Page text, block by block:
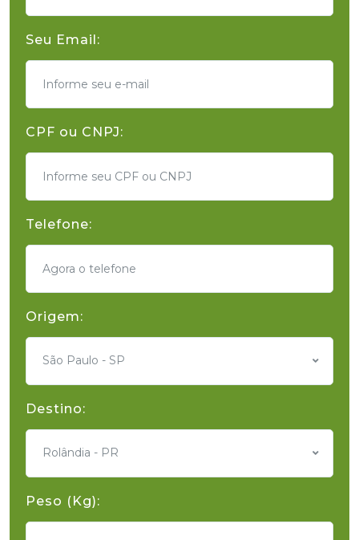
Seu Email:
CPF ou CNPJ:
Telefone:
Origem:
São Paulo - SP
Destino:
Rolândia - PR
Peso (Kg):